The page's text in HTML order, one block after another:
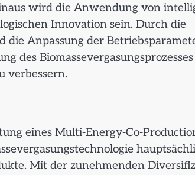
wird die Anwendung von
Innovation sein. Durch die
die Anpassung der
des Biomassevergasungsprozesses
verbessern.
eines Multi-Energy-Co-
Mit der zunehmenden